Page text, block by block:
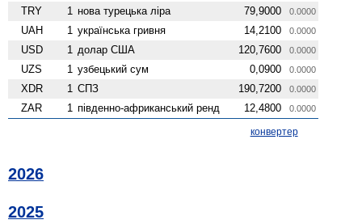
TRY 1 нова турецька ліра 79,9000 0.0000
UAH 1 українська гривня 14,2100 0.0000
USD 1 долар США 120,7600 0.0000
UZS 1 узбецький сум 0,0900 0.0000
XDR 1 СПЗ 190,7200 0.0000
ZAR 1 південно-африканський ренд 12,4800 0.0000
конвертер
2026
2025